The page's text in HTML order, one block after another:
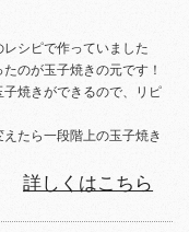
シピで作っていました
のが玉子焼きの元です！
焼きができるので、リピ
たら一段階上の玉子焼き
詳しくはこちら